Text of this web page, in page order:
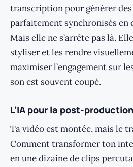
transcription pour générer
parfaitement synchronisés en
Mais elle ne s’arrête pas là.
styliser et les rendre
maximiser l’engagement sur
son est souvent coupé.
L’IA pour la post-
Ta vidéo est montée, mais le
Comment transformer ton
en une dizaine de clips